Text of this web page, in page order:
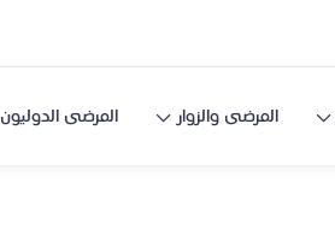
المرضى والزوار المرضى الدوليون